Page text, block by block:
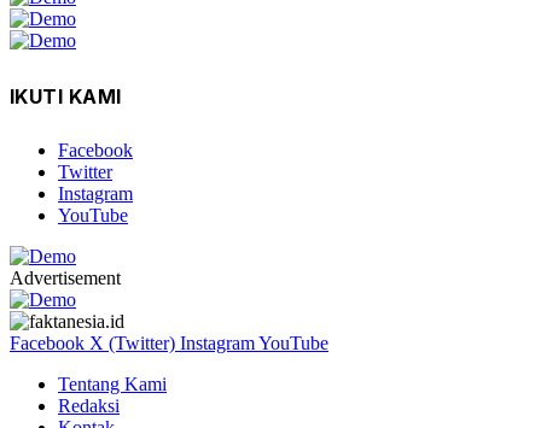
IKUTI KAMI
Facebook
Twitter
Instagram
YouTube
Advertisement
Facebook X (Twitter) InstagramYouTube
Tentang Kami
Redaksi